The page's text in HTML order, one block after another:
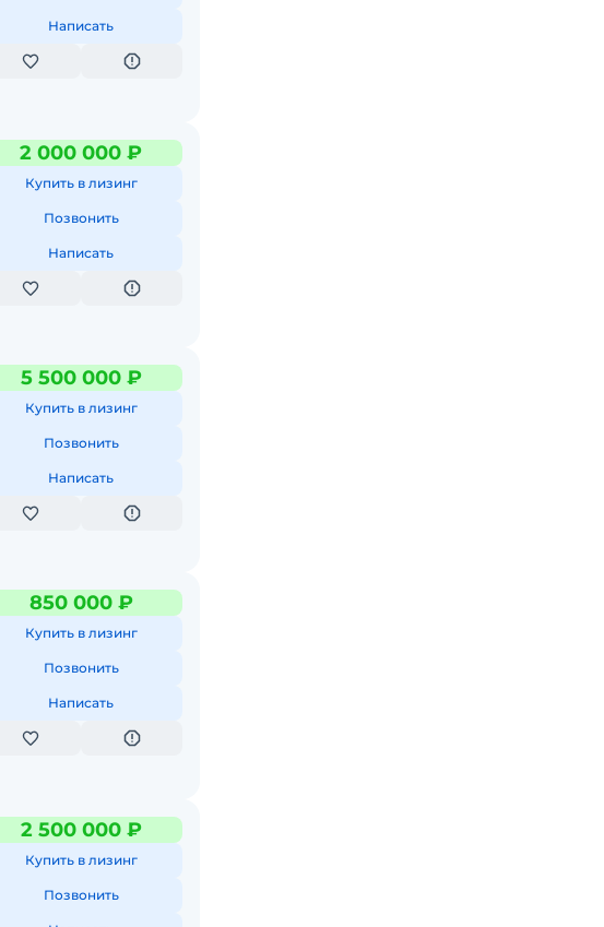
Написать
2 000 000 ₽
Купить в лизинг
Позвонить
Написать
5 500 000 ₽
Купить в лизинг
Позвонить
Написать
850 000 ₽
Купить в лизинг
Позвонить
Написать
2 500 000 ₽
Купить в лизинг
Позвонить